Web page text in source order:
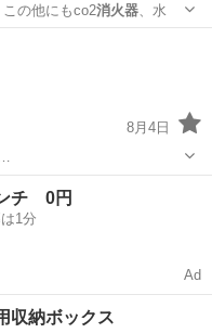
10型2020年製… この他にもco2消火器、水
8月4日
チ 0円
1分
Ad
収納ボックス